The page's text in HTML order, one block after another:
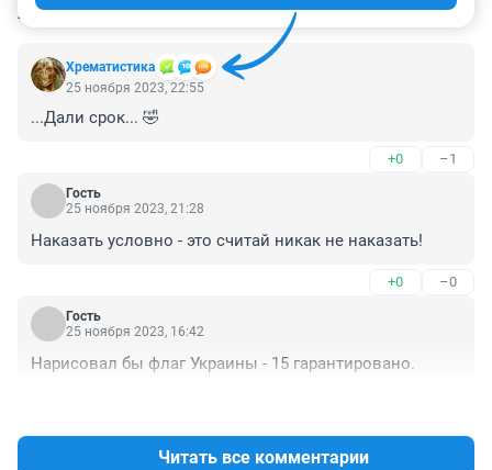
КОММЕНТАРИИ 37
Хрематистика
25 ноября 2023, 22:55
...Дали срок... 🤣
+0 –1
Гость
25 ноября 2023, 21:28
Наказать условно - это считай никак не наказать!
+0 –0
Гость
25 ноября 2023, 16:42
Нарисовал бы флаг Украины - 15 гарантировано.
Читать все комментарии